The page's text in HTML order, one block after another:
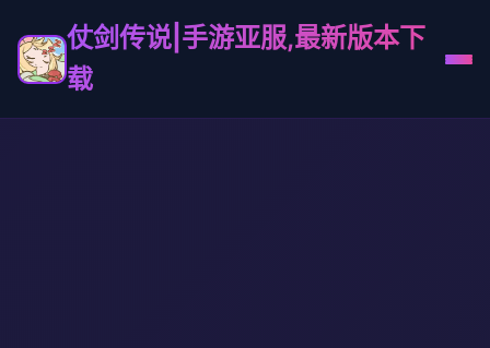
仗剑传说|手游亚服,最新版本下
载